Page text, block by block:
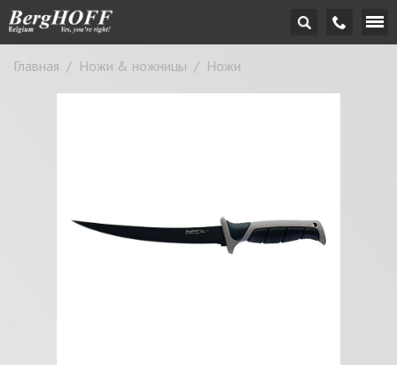
Главная / Ножи & ножницы / Ножи